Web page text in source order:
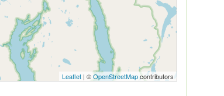
Leaflet | ©OpenStreetMapcontributors